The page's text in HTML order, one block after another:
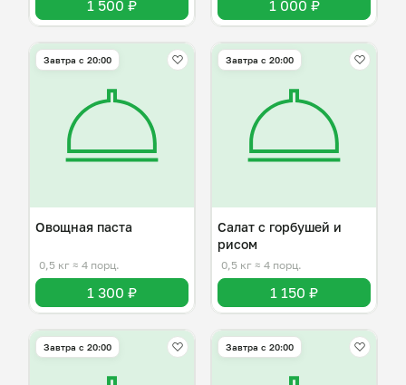
1 500 ₽ 1 000 ₽
Завтра c 20:00
Овощная паста
0,5 кг ≈ 4 порц.
1 300 ₽
Завтра c 20:00
Салат с горбушей и
рисом
0,5 кг ≈ 4 порц.
1 150 ₽
Завтра c 20:00 Завтра c 20:00